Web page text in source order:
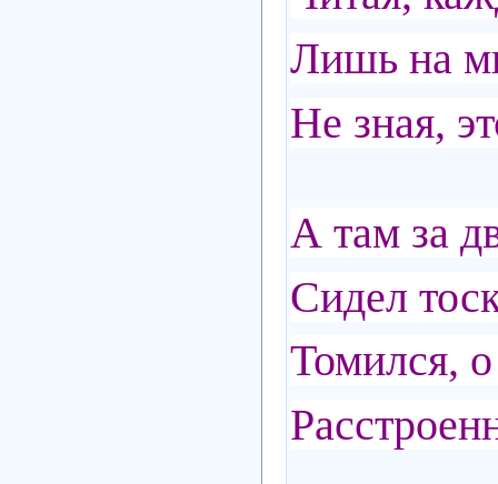
Лишь на
Не зная,
А там за
Сидел
Томился,